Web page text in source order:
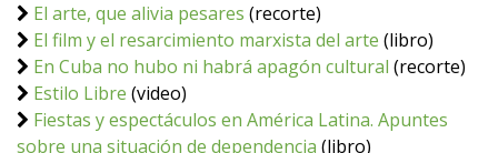
El arte, que alivia pesares (recorte)
El film y el resarcimiento marxista del arte (libro)
En Cuba no hubo ni habrá apagón cultural (recorte)
Estilo Libre (video)
Fiestas y espectáculos en América Latina. Apuntes
sobre una situación de dependencia (libro)